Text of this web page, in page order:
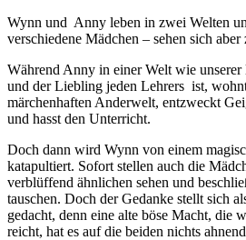
Wynn und Anny leben in zwei Welten
verschiedene Mädchen – sehen sich
Während Anny in einer Welt wie
und der Liebling jeden Lehrers ist,
märchenhaften Anderwelt, entzweckt
und hasst den Unterricht.
Doch dann wird Wynn von einem
katapultiert. Sofort stellen auch die
verblüffend ähnlichen sehen und
tauschen. Doch der Gedanke stellt sich
gedacht, denn eine alte böse Macht, die
reicht, hat es auf die beiden nichts